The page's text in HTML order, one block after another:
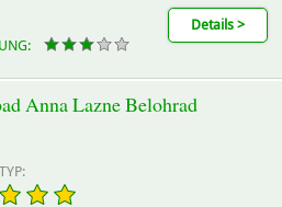
Details >
Anna Lazne Belohrad
TYP: